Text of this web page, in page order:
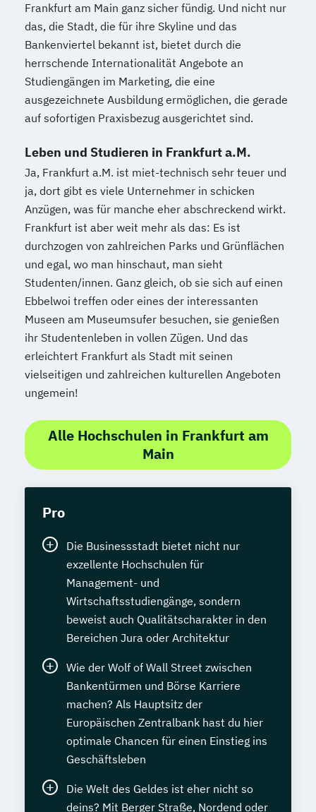
Frankfurt am Main ganz sicher fündig. Und nicht nur
das, die Stadt, die für ihre Skyline und das
Bankenviertel bekannt ist, bietet durch die
herrschende Internationalität Angebote an
Studiengängen im Marketing, die eine
ausgezeichnete Ausbildung ermöglichen, die gerade
auf sofortigen Praxisbezug ausgerichtet sind.
Leben und Studieren in Frankfurt a.M.
Ja, Frankfurt a.M. ist miet-technisch sehr teuer und
ja, dort gibt es viele Unternehmer in schicken
Anzügen, was für manche eher abschreckend wirkt.
Frankfurt ist aber weit mehr als das: Es ist
durchzogen von zahlreichen Parks und Grünflächen
und egal, wo man hinschaut, man sieht
Studenten/innen. Ganz gleich, ob sie sich auf einen
Ebbelwoi treffen oder eines der interessanten
Museen am Museumsufer besuchen, sie genießen
ihr Studentenleben in vollen Zügen. Und das
erleichtert Frankfurt als Stadt mit seinen
vielseitigen und zahlreichen kulturellen Angeboten
ungemein!
Alle Hochschulen in Frankfurt am
Main
Pro
Die Businessstadt bietet nicht nur
exzellente Hochschulen für
Management- und
Wirtschaftsstudiengänge, sondern
beweist auch Qualitätscharakter in den
Bereichen Jura oder Architektur
Wie der Wolf of Wall Street zwischen
Bankentürmen und Börse Karriere
machen? Als Hauptsitz der
Europäischen Zentralbank hast du hier
optimale Chancen für einen Einstieg ins
Geschäftsleben
Die Welt des Geldes ist eher nicht so
deins? Mit Berger Straße, Nordend oder